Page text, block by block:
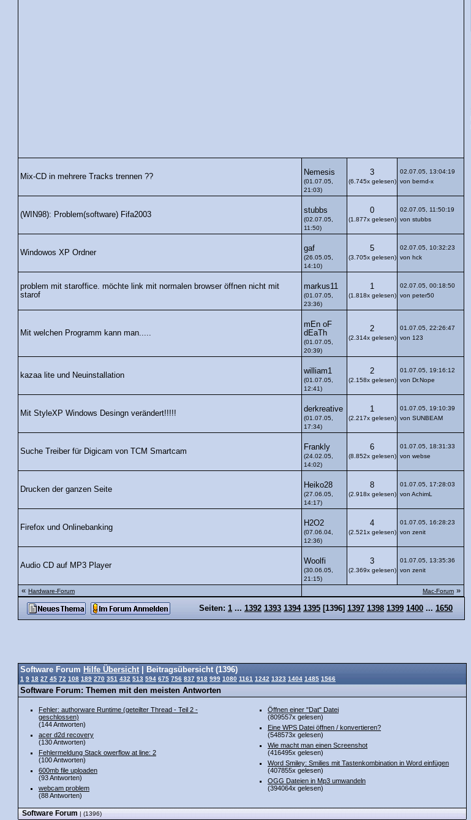
Mix-CD in mehrere Tracks trennen ??
Nemesis
(01.07.05,
21:03)
3
(6.745x gelesen)
02.07.05, 13:04:19
von bernd-x
(WIN98): Problem(software) Fifa2003
stubbs
(02.07.05,
11:50)
0
(1.877x gelesen)
02.07.05, 11:50:19
von stubbs
Windowos XP Ordner
gaf
(26.05.05,
14:10)
5
(3.705x gelesen)
02.07.05, 10:32:23
von hck
problem mit staroffice. möchte link mit normalen browser öffnen nicht mit
starof
markus11
(01.07.05,
23:36)
1
(1.818x gelesen)
02.07.05, 00:18:50
von peter50
Mit welchen Programm kann man.....
mEn oF
dEaTh
(01.07.05,
20:39)
2
(2.314x gelesen)
01.07.05, 22:26:47
von 123
kazaa lite und Neuinstallation
william1
(01.07.05,
12:41)
2
(2.158x gelesen)
01.07.05, 19:16:12
von Dr.Nope
Mit StyleXP Windows Desingn verändert!!!!!
derkreative
(01.07.05,
17:34)
1
(2.217x gelesen)
01.07.05, 19:10:39
von SUNBEAM
Suche Treiber für Digicam von TCM Smartcam
Frankly
(24.02.05,
14:02)
6
(8.852x gelesen)
01.07.05, 18:31:33
von webse
Drucken der ganzen Seite
Heiko28
(27.06.05,
14:17)
8
(2.918x gelesen)
01.07.05, 17:28:03
von AchimL
Firefox und Onlinebanking
H2O2
(07.06.04,
12:36)
4
(2.521x gelesen)
01.07.05, 16:28:23
von zenit
Audio CD auf MP3 Player
Woolfi
(30.06.05,
21:15)
3
(2.369x gelesen)
01.07.05, 13:35:36
von zenit
«Hardware-Forum Mac-Forum»
Seiten: 1 ... 1392 1393 1394 1395 [1396] 1397 1398 1399 1400 ... 1650
Software Forum Hilfe Übersicht | Beitragsübersicht (1396)
1 9 18 27 45 72 108 189 270 351 432 513 594 675 756 837 918 999 1080 1161 1242 1323 1404 1485 1566
Software Forum: Themen mit den meisten Antworten
Fehler: authorware Runtime (geteilter Thread - Teil 2 -
geschlossen)
(144 Antworten)
acer d2d recovery
(130 Antworten)
Fehlermeldung Stack owerflow at line: 2
(100 Antworten)
600mb file uploaden
(93 Antworten)
webcam problem
(88 Antworten)
Öffnen einer "Dat" Datei
(809557x gelesen)
Eine WPS Datei öffnen / konvertieren?
(548573x gelesen)
Wie macht man einen Screenshot
(416495x gelesen)
Word Smiley: Smilies mit Tastenkombination in Word einfügen
(407855x gelesen)
OGG Dateien in Mp3 umwandeln
(394064x gelesen)
Software Forum | (1396)